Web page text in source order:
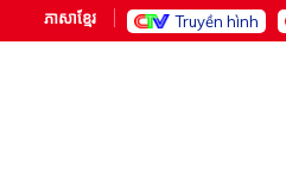
ភាសាខ្មែរ Truyền hình